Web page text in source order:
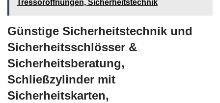
Tressoröffnungen, Sicherheitstechnik
Günstige Sicherheitstechnik und
Sicherheitsschlösser &
Sicherheitsberatung,
Schließzylinder mit
Sicherheitskarten,